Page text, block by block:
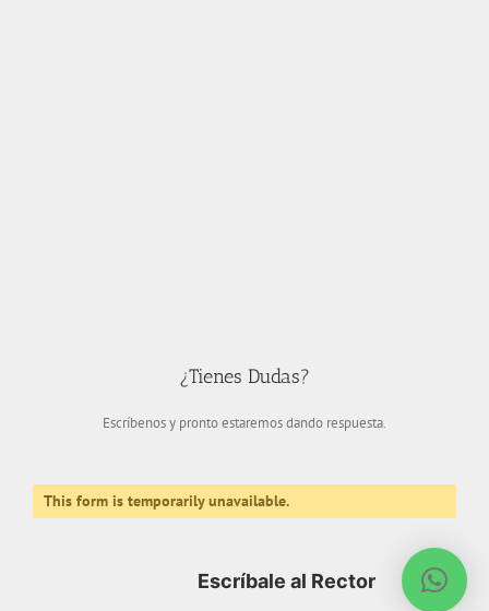
¿Tienes Dudas?
Escríbenos y pronto estaremos dando respuesta.
This form is temporarily unavailable.
Escríbale al Rector